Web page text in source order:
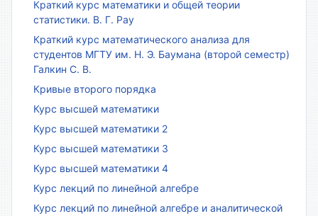
Краткий курс математики и общей теории
статистики. В. Г. Рау
Краткий курс математического анализа для
студентов МГТУ им. Н. Э. Баумана (второй семестр)
Галкин С. В.
Кривые второго порядка
Курс высшей математики
Курс высшей математики 2
Курс высшей математики 3
Курс высшей математики 4
Курс лекций по линейной алгебре
Курс лекций по линейной алгебре и аналитической